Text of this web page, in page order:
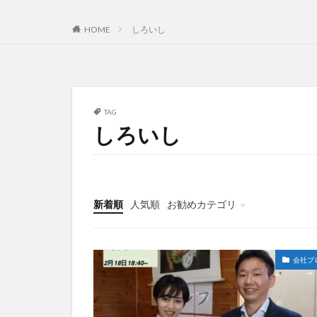
HOME しろいし
TAG
しろいし
新着順 人気順
お勧めカテゴリ
未分類
会社ブ